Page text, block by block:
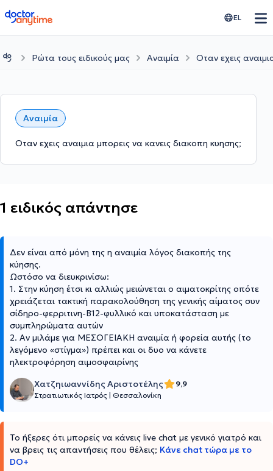
doctoranytime EL
Ρώτα τους ειδικούς μας Αναιμία Οταν εχεις
Αναιμία
Οταν εχεις αναιμια μπορεις να κανεις διακοπη κυησης;
1 ειδικός απάντησε
Δεν είναι από μόνη της η αναιμία λόγος διακοπής της
κύησης.
Ωστόσο να διευκρινίσω:
1. Στην κύηση έτσι κι αλλιώς μειώνεται ο αιματοκρίτης οπότε
χρειάζεται τακτική παρακολούθηση της γενικής αίματος συν
σίδηρο-φερριτινη-Β12-φυλλικό και υποκατάσταση με
συμπληρώματα αυτών
2. Αν μιλάμε για ΜΕΣΟΓΕΙΑΚΗ αναιμία ή φορεία αυτής (το
λεγόμενο «στίγμα») πρέπει και οι δυο να κάνετε
ηλεκτροφόρηση αιμοσφαιρίνης
Χατζηιωαννίδης Αριστοτέλης
9,9
Στρατιωτικός Ιατρός Θεσσαλονίκη
Το ήξερες ότι μπορείς να κάνεις live chat με γενικό γιατρό και
να βρεις τις απαντήσεις που θέλεις; Κάνε chat τώρα με το
DO+